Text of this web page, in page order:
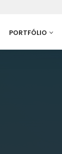
PORTFÓLIO